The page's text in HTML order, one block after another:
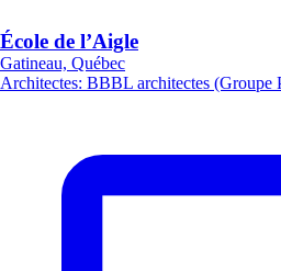
École de l’Aigle
Gatineau, Québec
Architectes: BBBL architectes (Groupe